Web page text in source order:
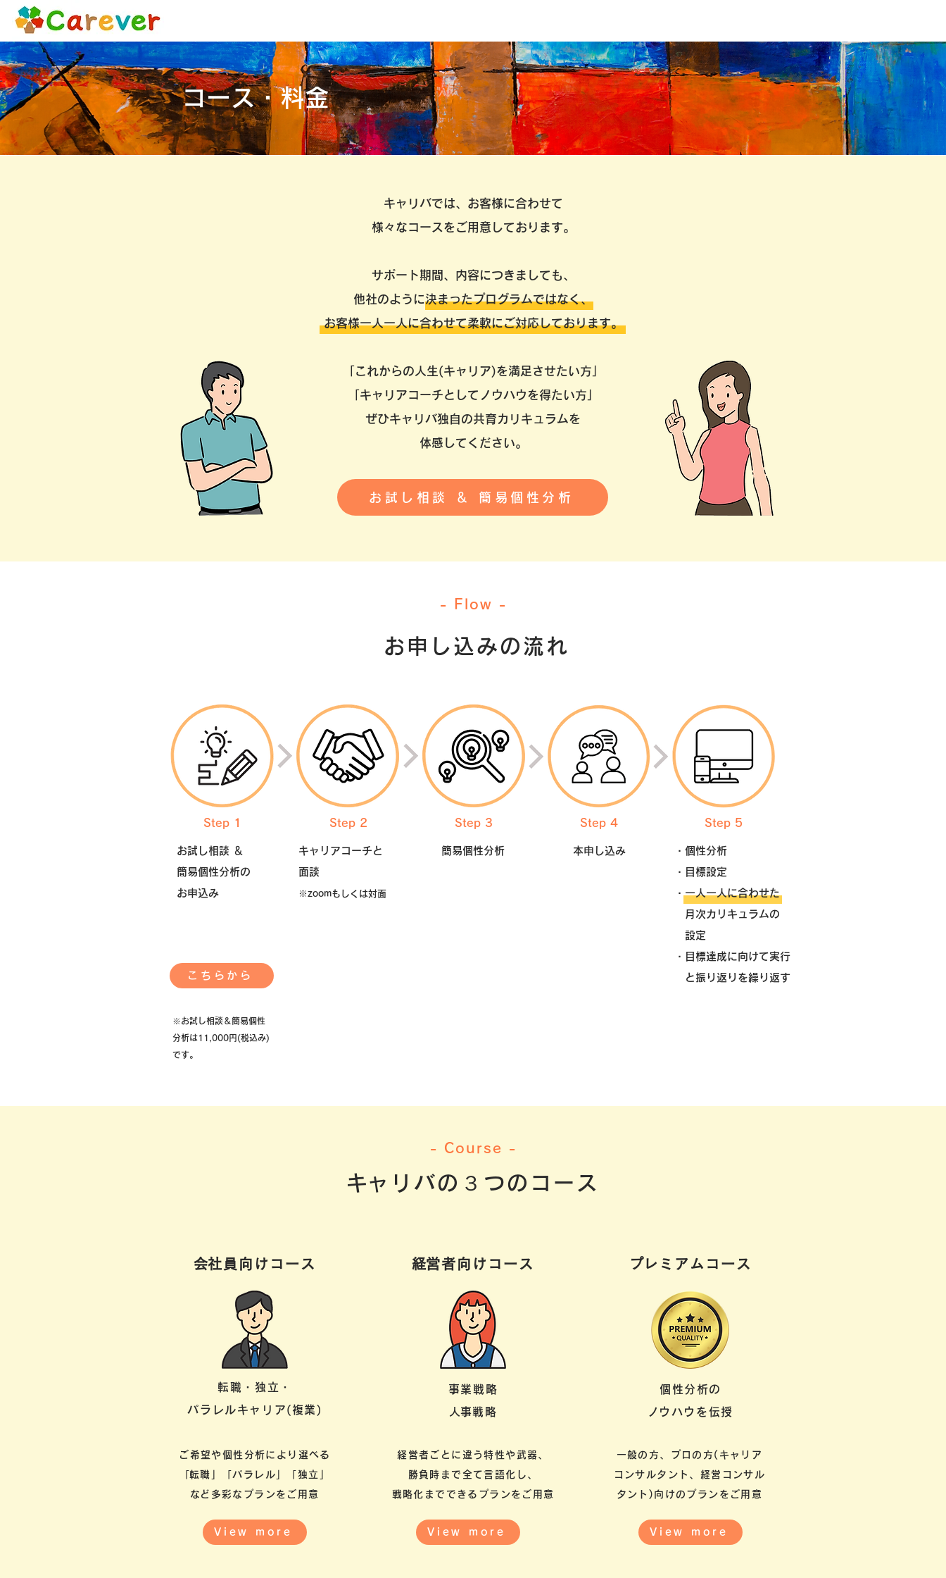
​コース・料金
キャリバでは、お客様に合わせて
様々なコースをご用意しております。
サポート期間、内容につきましても、
他社のように決まったプログラムではなく、
お客様一人一人に合わせて柔軟にご対応しております。
「これからの人生(キャリア)を満足させたい方」
「キャリアコーチとしてノウハウを得たい方」
ぜひキャリバ独自の共育カリキュラムを
​体感してください。
お試し相談 ＆ 簡易個性分析
- Flow -
お申し込みの流れ
Step 1 Step 2 Step 3 Step 4 Step 5
お試し相談 ＆
​簡易個性分析の
お申込み
キャリアコーチと
面談
​※zoomもしくは対面
こちらから
簡易個性分析 本申し込み
・個性分析
・目標設定
・一人一人に合わせた
月次カリキュラムの
設定
​・目標達成に向けて実行
と振り返りを繰り返す
​※お試し相談＆簡易個性
分析は11,000円(税込み)
です。
- Course -
​キャリバの３つのコース
​会社員向けコース
転職・独立・
パラレルキャリア(複業)
ご希望や個性分析により選べる
​「転職」「パラレル」「独立」
​など多彩なプランをご用意
View more
​経営者向けコース
事業戦略
​人事戦略
経営者ごとに違う特性や武器、
勝負時まで​全て言語化し、
​戦略化までできるプランをご用意
View more
​プレミアムコース
個性分析の
​ノウハウを伝授
一般の方、プロの方(キャリア
コンサルタント、経営コンサル
タント)向けのプランをご用意
View more